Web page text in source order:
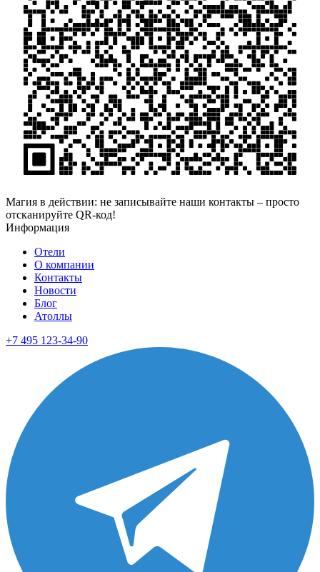
Магия в действии: не записывайте наши контакты – просто
отсканируйте QR-код!
Информация
Отели
О компании
Контакты
Новости
Блог
Атоллы
+7 495 123-34-90